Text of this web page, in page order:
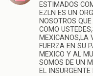
ESTIMADOS
EZLN ES UN
NOSOTROS
COMO
MEXICANOS,LA
FUERZA EN SU
MEXICO Y AL
SOMOS DE UN
EL INSURGENTE